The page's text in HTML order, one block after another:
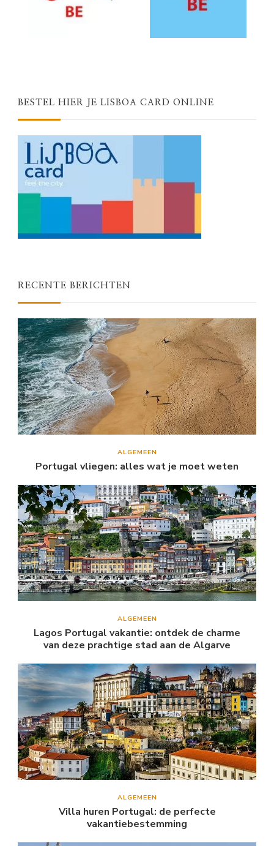
BESTEL HIER JE LISBOA CARD ONLINE
RECENTE BERICHTEN
ALGEMEEN
Portugal vliegen: alles wat je moet weten
ALGEMEEN
Lagos Portugal vakantie: ontdek de charme
van deze prachtige stad aan de Algarve
ALGEMEEN
Villa huren Portugal: de perfecte
vakantiebestemming